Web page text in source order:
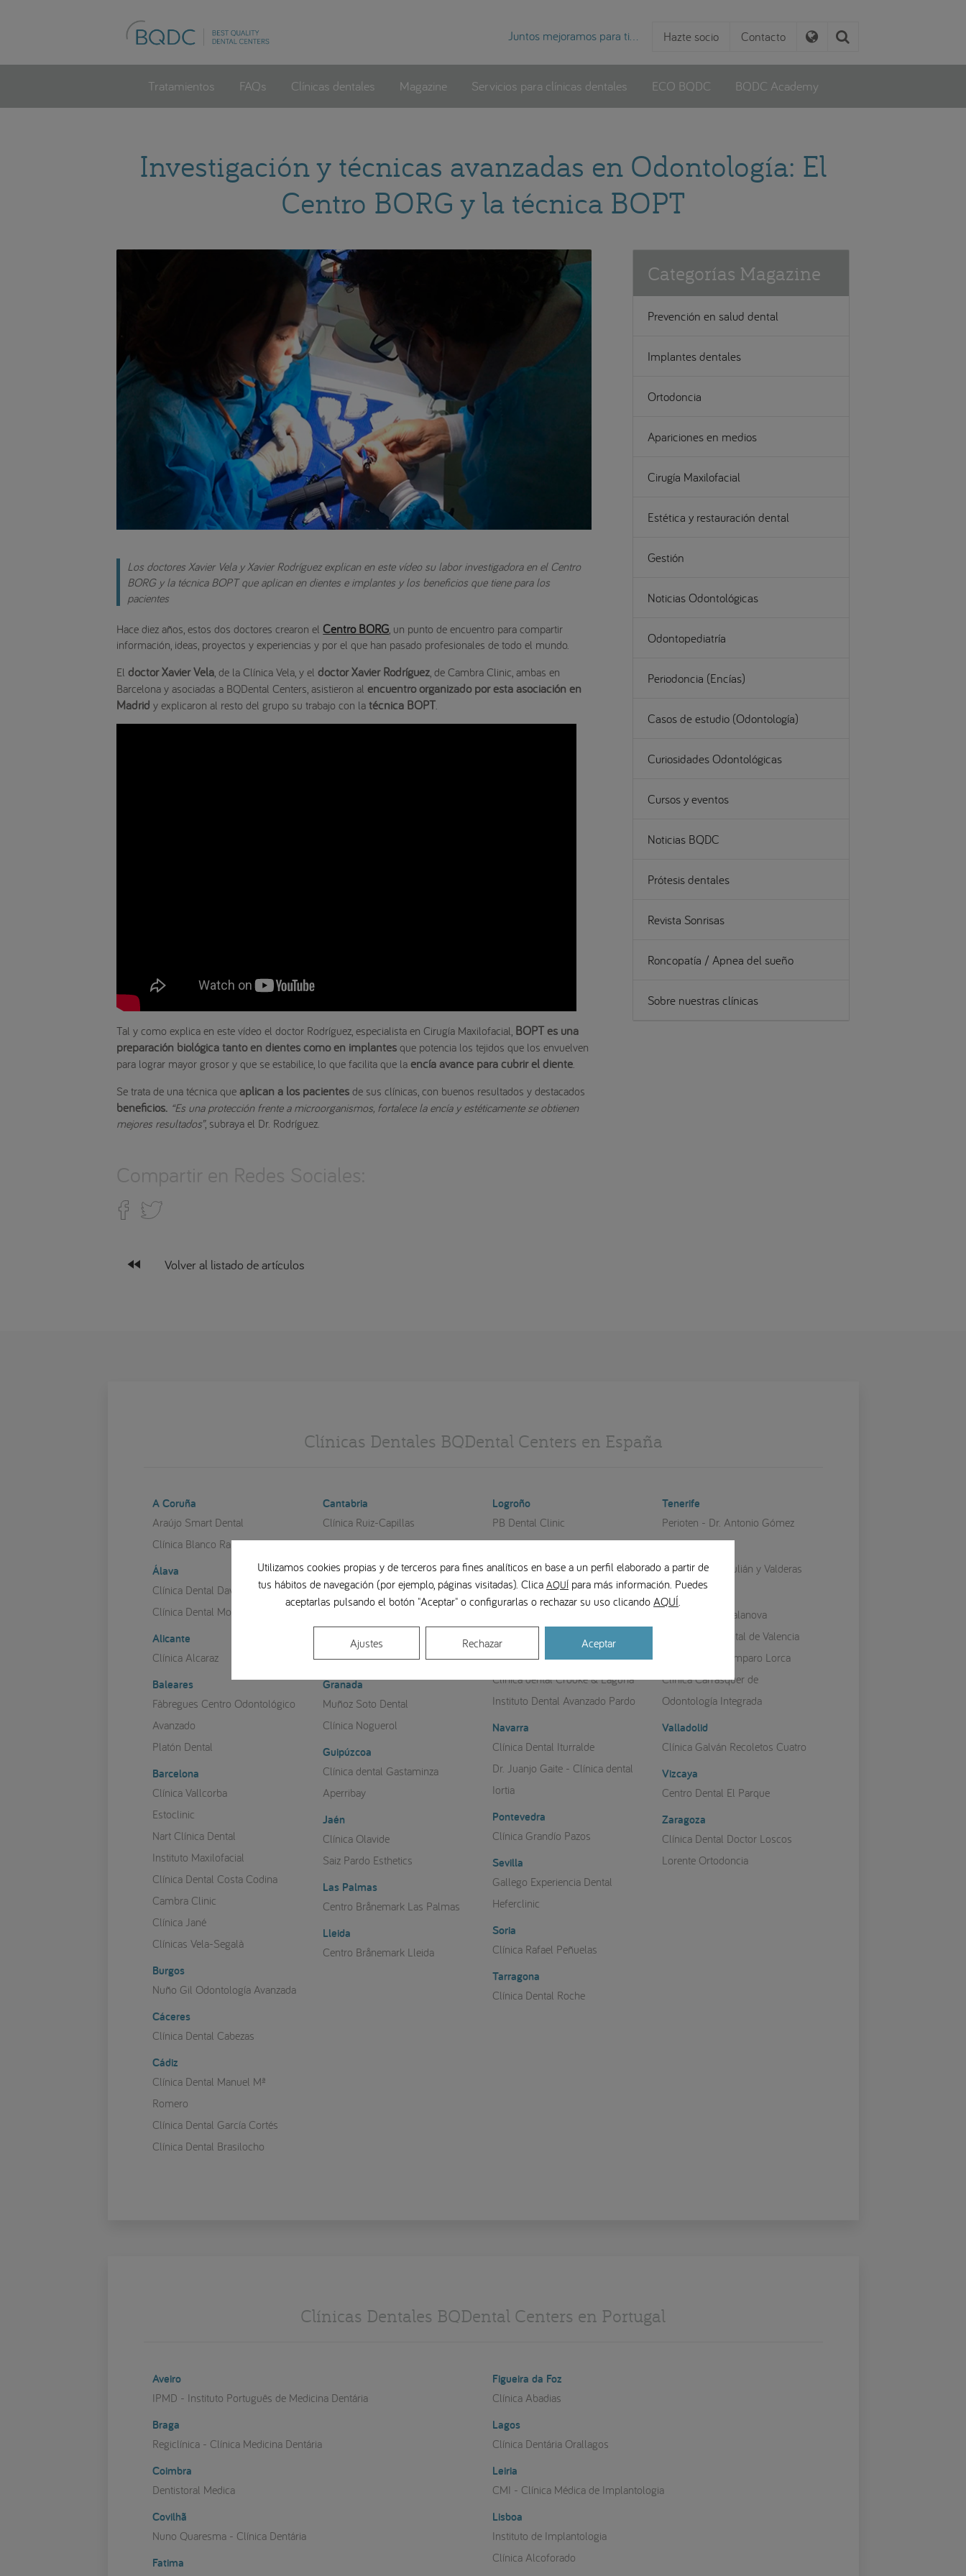
Juntos mejoramos para ti... Hazte socio Contacto
Tratamientos FAQs Clínicas dentales Magazine Servicios para clínicas dentales ECO BQDC BQDC Academy
Investigación y técnicas avanzadas en Odontología: El
Centro BORG y la técnica BOPT
Los doctores Xavier Vela y Xavier Rodríguez explican en este vídeo su labor investigadora en el Centro
BORG y la técnica BOPT que aplican en dientes e implantes y los beneficios que tiene para los
pacientes
Hace diez años, estos dos doctores crearon elCentro BORG , un punto de encuentro para compartir
información, ideas, proyectos y experiencias y por el que han pasado profesionales de todo el mundo.
Eldoctor Xavier Vela , de la Clínica Vela, y eldoctor Xavier Rodríguez , de Cambra Clinic, ambas en
Barcelona y asociadas a BQDental Centers, asistieron alencuentro organizado por esta asociación en
Madrid y explicaron al resto del grupo su trabajo con latécnica BOPT
Tal y como explica en este vídeo el doctor Rodríguez, especialista en Cirugía Maxilofacial, BOPT es una
preparación biológica tanto en dientes como en implantes que potencia los tejidos que los envuelven
para lograr mayor grosor y que se estabilice, lo que facilita que laencía avance para cubrir el diente
Se trata de una técnica queaplican a los pacientes de sus clínicas, con buenos resultados y destacados
beneficios. “Es una protección frente a microorganismos, fortalece la encía y estéticamente se obtienen
mejores resultados”, subraya el Dr. Rodríguez.
fast_rewind Volver al listado de artículos
Categorías Magazine
Prevención en salud dental
Implantes dentales
Ortodoncia
Apariciones en medios
Cirugía Maxilofacial
Estética y restauración dental
Gestión
Noticias Odontológicas
Odontopediatría
Periodoncia (Encías)
Casos de estudio (Odontología)
Curiosidades Odontológicas
Cursos y eventos
Noticias BQDC
Prótesis dentales
Revista Sonrisas
Roncopatía / Apnea del sueño
Sobre nuestras clínicas
Clínicas Dentales BQDental Centers en España
A Coruña
Araújo Smart Dental
Clínica Blanco Ramos
Álava
Clínica Dental David Chávarri
Clínica Dental Mozas
Alicante
Clínica Alcaraz
Baleares
Fàbregues Centro Odontológico
Avanzado
Platón Dental
Barcelona
Clínica Vallcorba
Estoclinic
Nart Clínica Dental
Instituto Maxilofacial
Clínica Dental Costa Codina
Cambra Clinic
Clínica Jané
Clínicas Vela-Segalà
Burgos
Nuño Gil Odontología Avanzada
Cáceres
Clínica Dental Cabezas
Cádiz
Clínica Dental Manuel Mª
Romero
Clínica Dental García Cortés
Clínica Dental Brasilocho
Cantabria
Clínica Ruiz-Capillas
Cristina Querol
Berbís Estela
Clínica Dental Dra. Jorgina Estany
Granada
Muñoz Soto Dental
Clínica Noguerol
Guipúzcoa
Clínica dental Gastaminza
Aperribay
Jaén
Clínica Olavide
Saiz Pardo Esthetics
Las Palmas
Centro Brånemark Las Palmas
Lleida
Centro Brånemark Lleida
Logroño
PB Dental Clinic
Clínica Dental Vilaboa
CIMPLA
Clínica Ciro
Málaga
Clínica Dental Herrera Briones
Clínica dental Crooke & Laguna
Instituto Dental Avanzado Pardo
Navarra
Clínica Dental Iturralde
Dr. Juanjo Gaite - Clínica dental
Iortia
Pontevedra
Clínica Grandío Pazos
Sevilla
Gallego Experiencia Dental
Heferclinic
Soria
Clínica Rafael Peñuelas
Tarragona
Clínica Dental Roche
Tenerife
Perioten - Dr. Antonio Gómez
Clínica Dental Julián y Valderas
Valencia
Clínica Perios Salanova
Centro Periodontal de Valencia
Clínica Perios Amparo Lorca
Clínica Carrasquer de
Odontología Integrada
Valladolid
Clínica Galván Recoletos Cuatro
Vizcaya
Centro Dental El Parque
Zaragoza
Clínica Dental Doctor Loscos
Lorente Ortodoncia
Clínicas Dentales BQDental Centers en Portugal
Aveiro
IPMD - Instituto Português de Medicina Dentária
Braga
Regiclínica - Clínica Medicina Dentária
Coimbra
Dentistoral Medica
Covilhã
Nuno Quaresma - Clínica Dentária
Fatima
Figueira da Foz
Clínica Abadias
Lagos
Clínica Dentária Orallagos
Leiria
CMI - Clínica Médica de Implantologia
Lisboa
Instituto de Implantologia
Clínica Alcoforado
Utilizamos cookies propias y de terceros para fines analíticos en base a un perfil elaborado a partir de
tus hábitos de navegación (por ejemplo, páginas visitadas). Clica AQUÍ para más información. Puedes
aceptarlas pulsando el botón "Aceptar" o configurarlas o rechazar su uso clicando AQUÍ.
Aceptar
Rechazar
Ajustes